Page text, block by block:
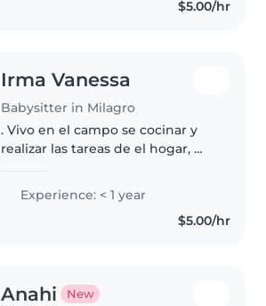
$5.00/hr
Irma Vanessa
Babysitter in Milagro
. Vivo en el campo se cocinar y
realizar las tareas de el hogar, me
rápido
Experience: < 1 year
$5.00/hr
Anahi New